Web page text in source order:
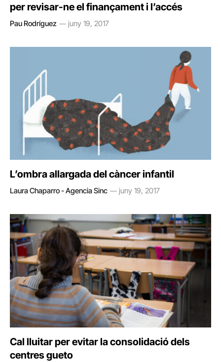
per revisar-ne el finançament i l’accés
Pau Rodríguez juny 19, 2017
L’ombra allargada del càncer infantil
Laura Chaparro - Agencia Sinc juny 19, 2017
Cal lluitar per evitar la consolidació dels
centres gueto